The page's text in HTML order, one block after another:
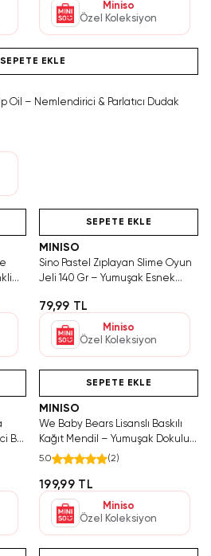
Miniso
Özel Koleksiyon
SEPETE EKLE
Oil – Nemlendirici & Parlatıcı Dudak
SEPETE EKLE
MINISO
Sino Pastel Zıplayan Slime Oyun
Jeli 140 Gr – Yumuşak Esnek
79,99 TL
Miniso
Özel Koleksiyon
Bal
SEPETE EKLE
MINISO
We Baby Bears Lisanslı Baskılı
Kağıt Mendil – Yumuşak Dokulu 7
Yaprak 12'li Paket
5.0 (2)
199,99 TL
Miniso
Özel Koleksiyon